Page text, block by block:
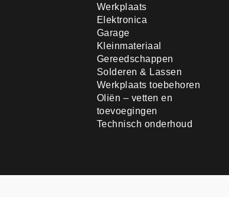
Werkplaats
Elektronica
Garage
Kleinmateriaal
Gereedschappen
Solderen & Lassen
Werkplaats toebehoren
Oliën – vetten en
toevoegingen
Technisch onderhoud